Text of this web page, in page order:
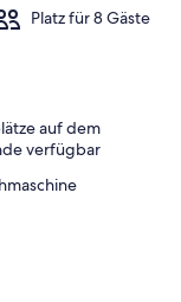
Platz für 8 Gäste
auf dem
verfügbar